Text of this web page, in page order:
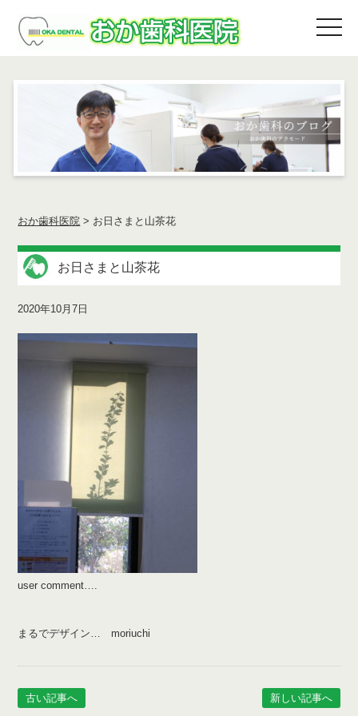
おか歯科医院 > お日さまと山茶花
お日さまと山茶花
2020年10月7日
user comment….
まるでデザイン… moriuchi
古い記事へ 新しい記事へ